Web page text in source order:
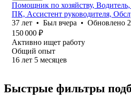
Помощник по хозяйству,
ПК, Ассистент руководителя,
37 лет • Был вчера • Обновлено
150 000 ₽
Активно ищет работу
Общий опыт
16 лет 5 месяцев
Быстрые фильтры